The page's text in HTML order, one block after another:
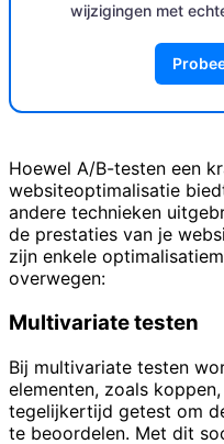
wijzigingen met
Hoewel A/B-testen een
websiteoptimalisatie
andere technieken
de prestaties van je
zijn enkele
overwegen:
Multivariate testen
Bij multivariate testen
elementen, zoals
tegelijkertijd getest om
te beoordelen. Met dit